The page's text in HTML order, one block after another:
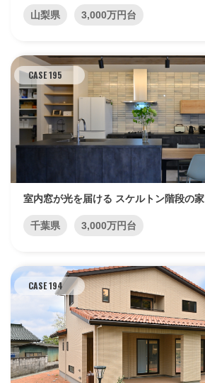
山梨県 3,000万円台
CASE 195
室内窓が光を届ける スケルトン階段の家
千葉県 3,000万円台
CASE 194